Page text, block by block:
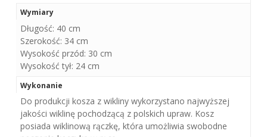
Wymiary
Długość: 40 cm
Szerokość: 34 cm
Wysokość przód: 30 cm
Wysokość tył: 24 cm
Wykonanie
Do produkcji kosza z wikliny wykorzystano najwyższej
jakości wiklinę pochodzącą z polskich upraw. Kosz
posiada wiklinową rączkę, która umożliwia swobodne